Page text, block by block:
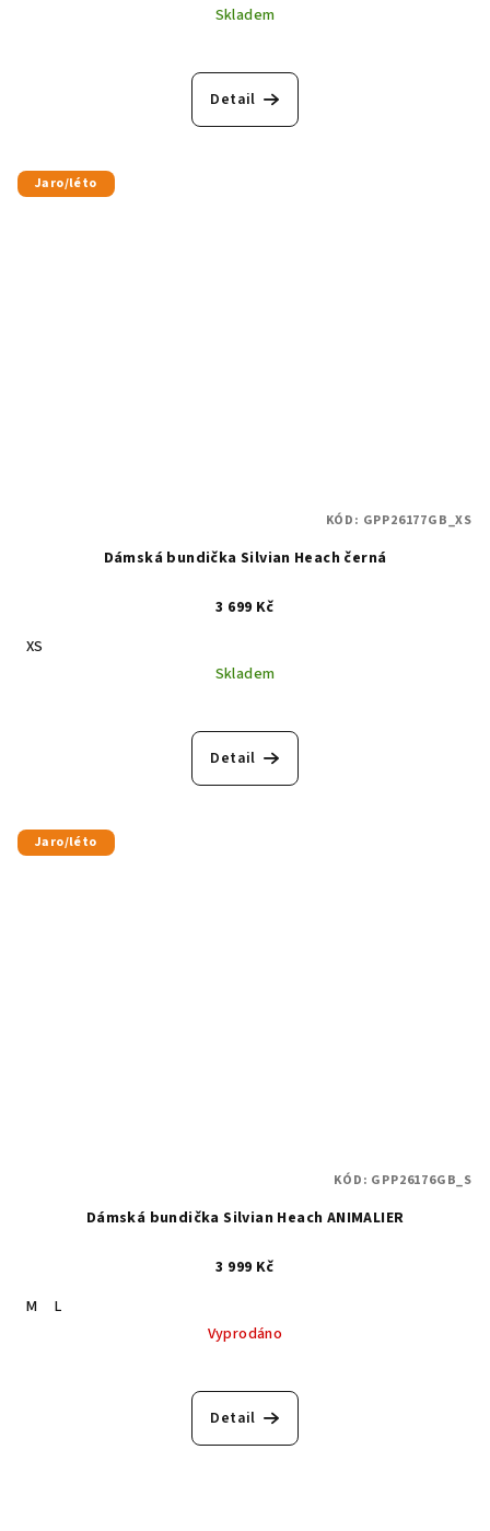
Skladem
Detail
Jaro/léto
Dámská bundička Silvian Heach černá
3 699 Kč
XS
Skladem
Detail
KÓD: GPP26177GB_XS
Jaro/léto
Dámská bundička Silvian Heach ANIMALIER
3 999 Kč
M
L
Vyprodáno
Detail
KÓD: GPP26176GB_S